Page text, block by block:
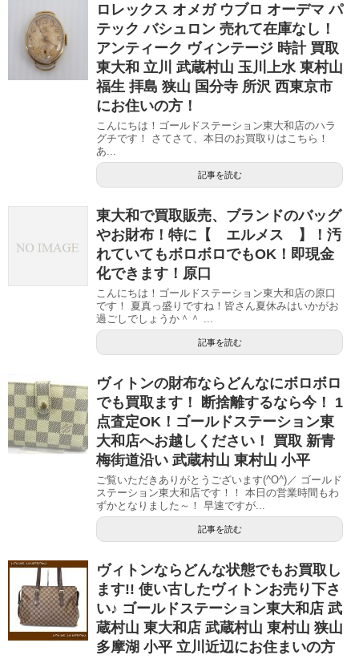
ロレックス オメガ ウブロ オーデマ パ
テック バシュロン 売れて在庫なし！
アンティーク ヴィンテージ 時計 買取
東大和 立川 武蔵村山 玉川上水 東村山
福生 拝島 狭山 国分寺 所沢 西東京市
にお住いの方！
こんにちは！ゴールドステーション東大和店のハラ
グチです！ さてさて、本日のお買取りはこちら！
あ...
記事を読む
東大和で買取販売、ブランドのバッグ
やお財布！特に【 エルメス 】！汚
れていてもボロボロでもOK！即現金
化できます！原口
こんにちは！ゴールドステーション東大和店の原口
です！ 夏真っ盛りですね！皆さん夏休みはいかがお
過ごしでしょうか＾＾ ...
記事を読む
ヴィトンの財布ならどんなにボロボロ
でも買取ます！ 断捨離するなら今！ 1
点査定OK！ゴールドステーション東
大和店へお越しください！ 買取 新青
梅街道沿い 武蔵村山 東村山 小平
ご覧いただきありがとうございます(^O^)／ ゴールド
ステーション東大和店です！！ 本日の営業時間もわ
ずかとなりました～！ 早速ですが...
記事を読む
ヴィトンならどんな状態でもお買取し
ます!! 使い古したヴィトンお売り下さ
い♪ ゴールドステーション東大和店 武
蔵村山 東大和店 武蔵村山 東村山 狭山
多摩湖 小平 立川近辺にお住まいの方